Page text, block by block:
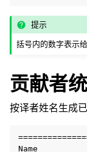
提示
括号内的数字表示
贡献者
按译者姓名生成
Name